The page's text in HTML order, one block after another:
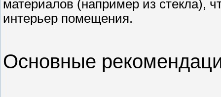
материалов (например из стекла),
интерьер помещения.
Основные